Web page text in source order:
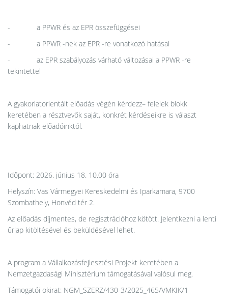
- a PPWR és az EPR összefüggései
- a PPWR -nek az EPR -re vonatkozó hatásai
- az EPR szabályozás várható változásai a PPWR -re
tekintettel
A gyakorlatorientált előadás végén kérdezz– felelek blokk
keretében a résztvevők saját, konkrét kérdéseikre is választ
kaphatnak előadóinktól.
Időpont: 2026. június 18. 10.00 óra
Helyszín: Vas Vármegyei Kereskedelmi és Iparkamara, 9700
Szombathely, Honvéd tér 2.
Az előadás díjmentes, de regisztrációhoz kötött. Jelentkezni a lenti
űrlap kitöltésével és beküldésével lehet.
A program a Vállalkozásfejlesztési Projekt keretében a
Nemzetgazdasági Minisztérium támogatásával valósul meg.
Támogatói okirat: NGM_SZERZ/430-3/2025_465/VMKIK/1